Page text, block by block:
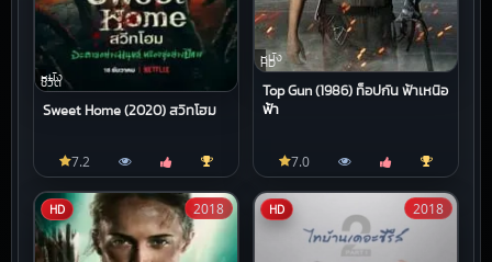
หนัง
ชีวิต
Sweet Home (2020) สวีทโฮม
7.2
หนัง
HD
Top Gun (1986) ท็อปกัน ฟ้าเหนือ
ฟ้า
7.0
HD 2018 HD 2018